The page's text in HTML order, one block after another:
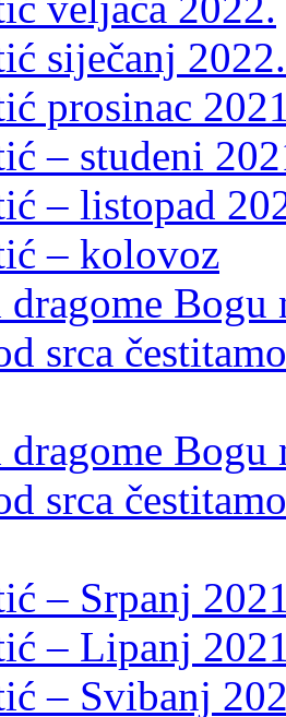
siječanj 2022.
prosinac
– studeni
– listopad
– kolovoz
Bogu
srca
Bogu
srca
– Srpanj
– Lipanj
– Svibanj